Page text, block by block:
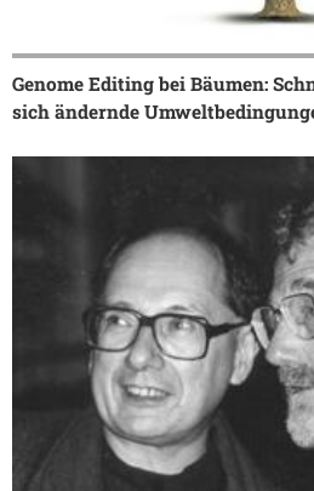
Genome Editing bei Bäumen:
sich ändernde